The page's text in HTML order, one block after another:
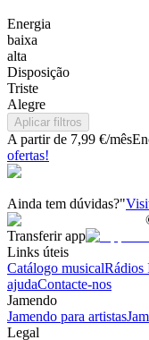
Energia
baixa
alta
Disposição
Triste
Alegre
Aplicar filtros
A partir de 7,99 €/mês
ofertas!
Ainda tem dúvidas?"
Transferir app
Links úteis
Catálogo musicalRádios
ajudaContacte-nos
Jamendo
Jamendo para artistas
Legal